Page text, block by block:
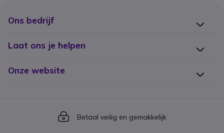
Ons bedrijf
Laat ons je helpen
Onze website
Icon
Betaal veilig en gemakkelijk